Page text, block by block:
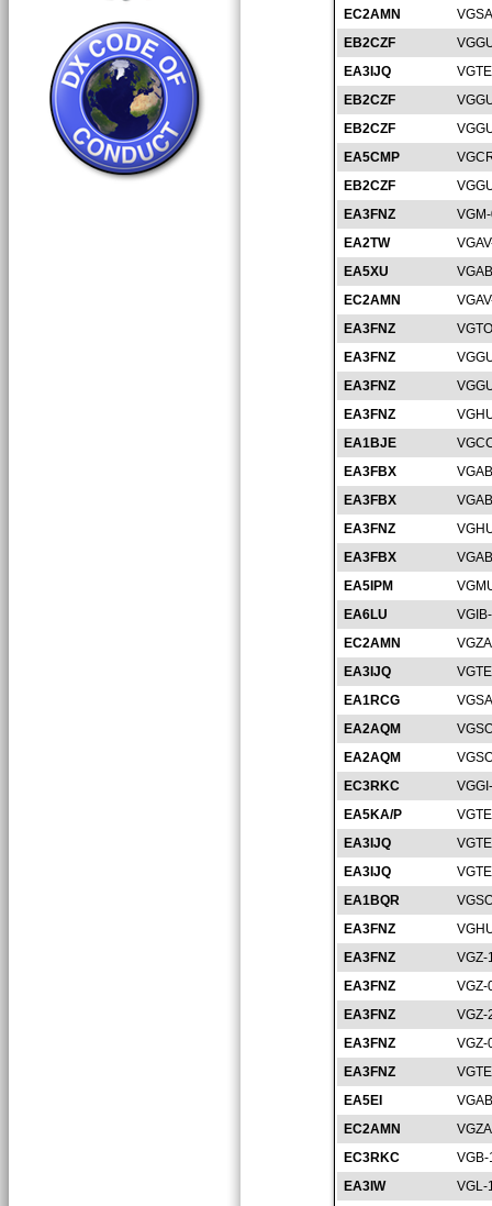
EC2AMN
EB2CZF
EA3IJQ
EB2CZF
EB2CZF
EA5CMP
EB2CZF
EA3FNZ
EA2TW
EA5XU
EC2AMN
EA3FNZ
EA3FNZ
EA3FNZ
EA3FNZ
EA1BJE
EA3FBX
EA3FBX
EA3FNZ
EA3FBX
EA5IPM
EA6LU
EC2AMN
EA3IJQ
EA1RCG
EA2AQM
EA2AQM
EC3RKC
EA5KA/P
EA3IJQ
EA3IJQ
EA1BQR
EA3FNZ
EA3FNZ
VGZ-
EA3FNZ
VGZ-
EA3FNZ
VGZ-
EA3FNZ
VGZ-
EA3FNZ
EA5EI
EC2AMN
EC3RKC
EA3IW
VGL-